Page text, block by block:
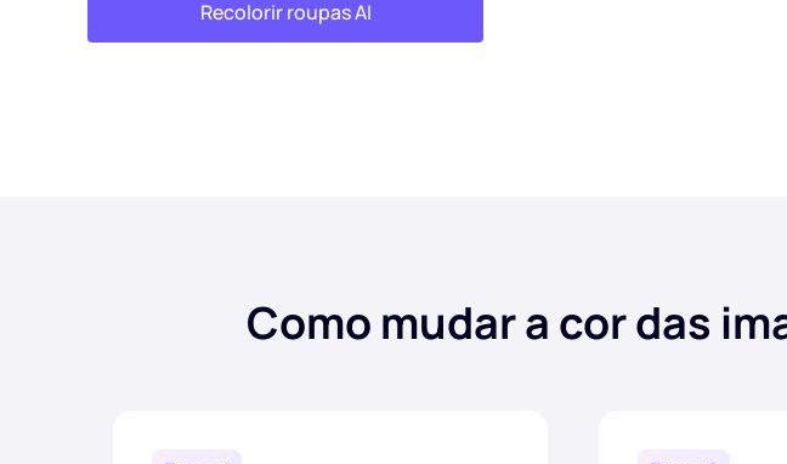
Recolorir roupas AI
Como mudar a cor das